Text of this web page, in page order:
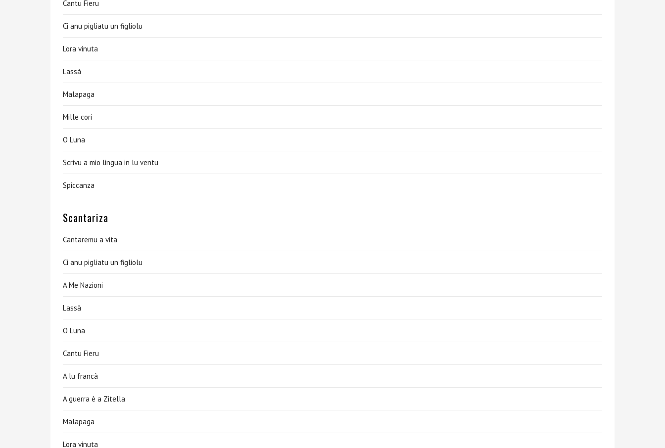
Cantu Fieru
Ci anu pigliatu un figliolu
L’ora vinuta
Lassà
Malapaga
Mille cori
O Luna
Scrivu a mio lingua in lu ventu
Spiccanza
Scantariza
Cantaremu a vita
Ci anu pigliatu un figliolu
A Me Nazioni
Lassà
O Luna
Cantu Fieru
A lu francà
A guerra è a Zitella
Malapaga
L’ora vinuta